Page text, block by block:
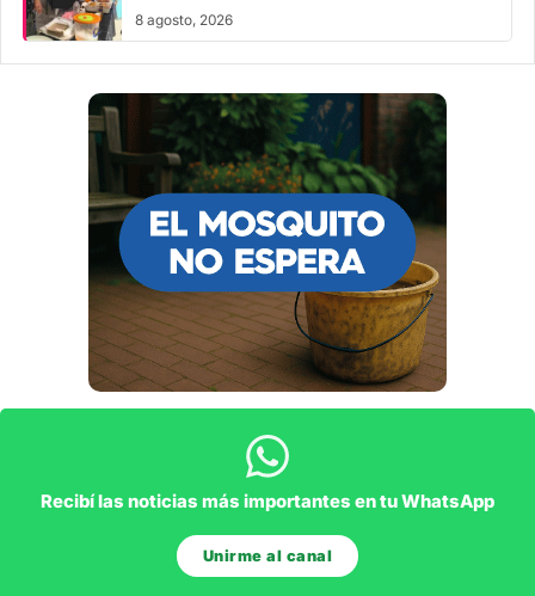
8 agosto, 2026
Recibí las noticias más importantes en tu WhatsApp
Unirme al canal